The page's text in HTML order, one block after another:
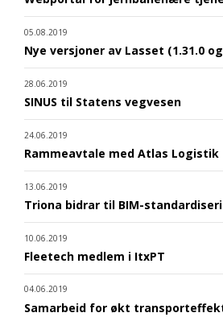
05.08.2019
Nye versjoner av Lasset (1.31.0 og
28.06.2019
SINUS til Statens vegvesen
24.06.2019
Rammeavtale med Atlas Logistik
13.06.2019
Triona bidrar til BIM-
10.06.2019
Fleetech medlem i ItxPT
04.06.2019
Samarbeid for økt